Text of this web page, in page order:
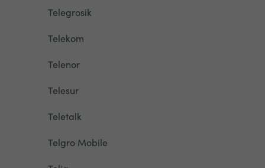
Telegrosik
Telekom
Telenor
Telesur
Teletalk
Telgro Mobile